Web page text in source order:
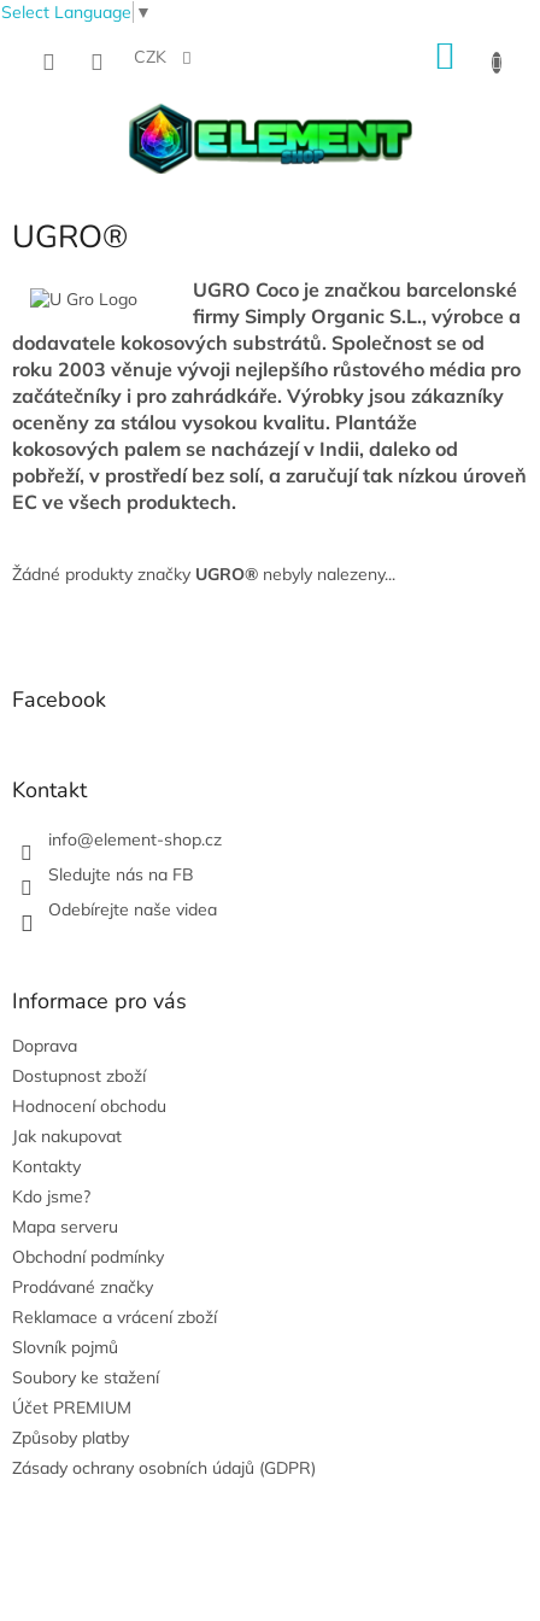
Select Language ▼
CZK
UGRO®
UGRO Coco je značkou barcelonské
firmy Simply Organic S.L., výrobce a
dodavatele kokosových substrátů. Společnost se od
roku 2003 věnuje vývoji nejlepšího růstového média pro
začátečníky i pro zahrádkáře. Výrobky jsou zákazníky
oceněny za stálou vysokou kvalitu. Plantáže
kokosových palem se nacházejí v Indii, daleko od
pobřeží, v prostředí bez solí, a zaručují tak nízkou úroveň
EC ve všech produktech.
Žádné produkty značky UGRO® nebyly nalezeny...
Facebook
Kontakt
info@element-shop.cz
Sledujte nás na FB
Odebírejte naše videa
Informace pro vás
Doprava
Dostupnost zboží
Hodnocení obchodu
Jak nakupovat
Kontakty
Kdo jsme?
Mapa serveru
Obchodní podmínky
Prodávané značky
Reklamace a vrácení zboží
Slovník pojmů
Soubory ke stažení
Účet PREMIUM
Způsoby platby
Zásady ochrany osobních údajů (GDPR)